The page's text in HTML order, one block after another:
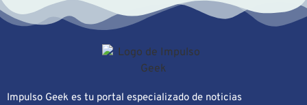
Impulso Geek es tu portal especializado de noticias